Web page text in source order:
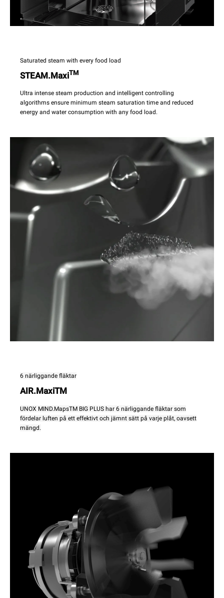
Saturated steam with every food load
STEAM.MaxiTM
Ultra intense steam production and intelligent controlling
algorithms ensure minimum steam saturation time and reduced
energy and water consumption with any food load.
6 närliggande fläktar
AIR.MaxiTM
UNOX MIND.MapsTM BIG PLUS har 6 närliggande fläktar som
fördelar luften på ett effektivt och jämnt sätt på varje plåt, oavsett
mängd.